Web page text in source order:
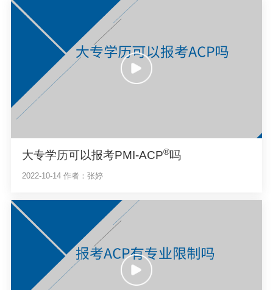
大专学历可以报考PMI-ACP®吗
2022-10-14 作者：张婷